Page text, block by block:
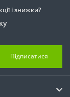
і знижки?
Підписатися